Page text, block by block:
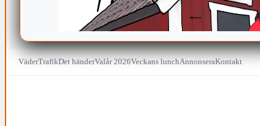
VäderTrafikDet händerValår 2026Veckans lunchAnnonseraKontakt